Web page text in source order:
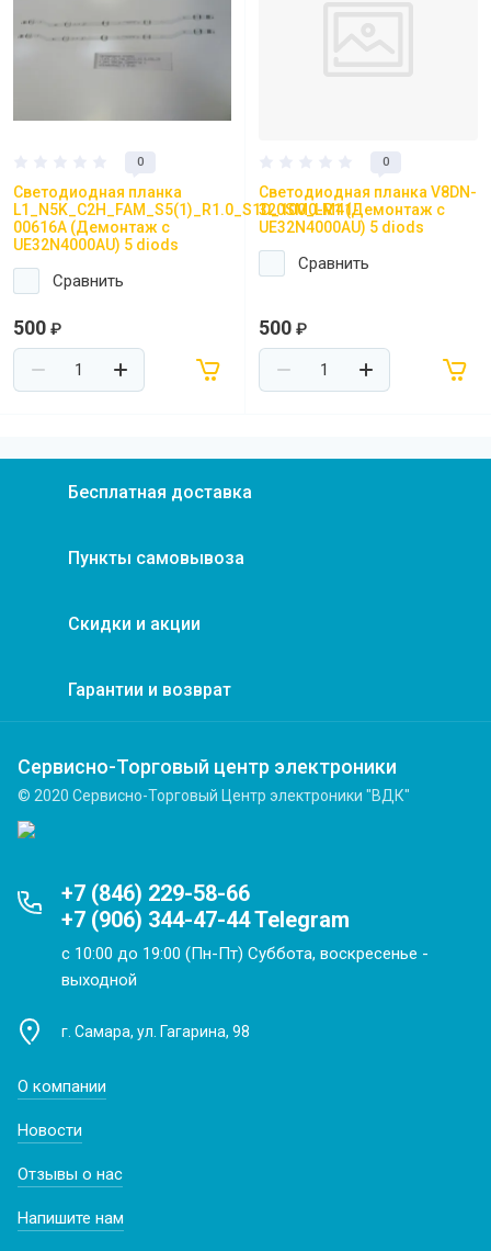
0
Светодиодная планка
L1_N5K_C2H_FAM_S5(1)_R1.0_S1D_100_LM41-
00616A (Демонтаж с
UE32N4000AU) 5 diods
Сравнить
500 ₽
0
Светодиодная планка V8DN-
320SM0-R1 (Демонтаж с
UE32N4000AU) 5 diods
Сравнить
500 ₽
Бесплатная доставка
Пункты самовывоза
Скидки и акции
Гарантии и возврат
Сервисно-Торговый центр электроники
© 2020 Сервисно-Торговый Центр электроники "ВДК"
+7 (846) 229-58-66
+7 (906) 344-47-44 Telegram
с 10:00 до 19:00 (Пн-Пт) Суббота, воскресенье -
выходной
г. Самара, ул. Гагарина, 98
О компании
Новости
Отзывы о нас
Напишите нам